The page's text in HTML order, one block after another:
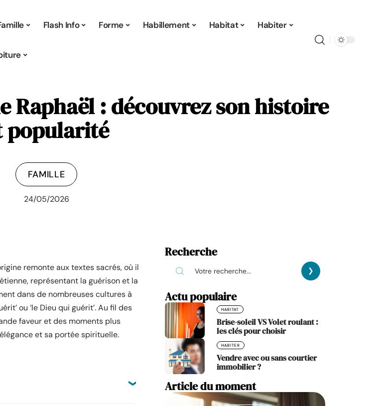
Flash Info Forme Habillement Habitat Habiter
Raphaël : découvrez son histoire
popularité
FAMILLE
24/05/2026
remonte aux textes sacrés, où il
représentant la guérison et la
dans de nombreuses cultures à
ou ‘le Dieu qui guérit’. Au fil des
faveur et des moments plus
et sa portée spirituelle.
Recherche
Actu populaire
HABITAT
Brise-soleil VS Volet roulant :
les clés pour choisir
HABITER
Vendre avec ou sans courtier
immobilier ?
Article du moment